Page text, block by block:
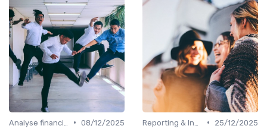
• 08/12/2025
•
25/12/2025